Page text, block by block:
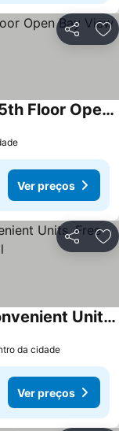
Partilhar
New Condo With Spectacular 5th Floor Open Bay View
Ver preços
Partilhar
Enjoy A Hassle-free Stay! 2 Convenient Units, Free Parking, Onsite Pool
da cidade
Ver preços